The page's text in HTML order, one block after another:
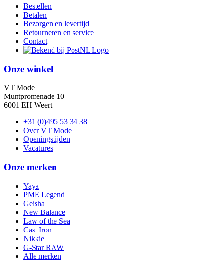
Bestellen
Betalen
Bezorgen en levertijd
Retourneren en service
Contact
Onze winkel
VT Mode
Muntpromenade 10
6001 EH Weert
+31 (0)495 53 34 38
Over VT Mode
Openingstijden
Vacatures
Onze merken
Yaya
PME Legend
Geisha
New Balance
Law of the Sea
Cast Iron
Nikkie
G-Star RAW
Alle merken